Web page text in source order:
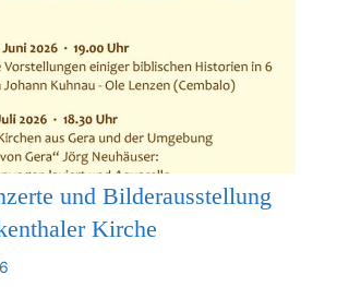
und Bilderausstellung
Kirche